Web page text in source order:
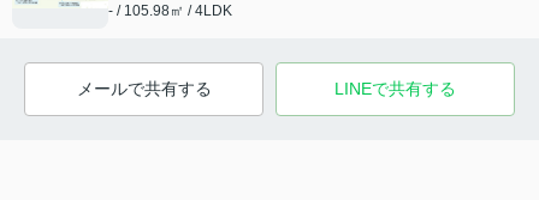
- / 105.98㎡ / 4LDK
メールで共有する LINEで共有する